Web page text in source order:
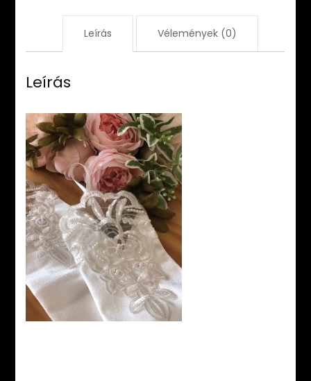
Leírás Vélemények (0)
Leírás